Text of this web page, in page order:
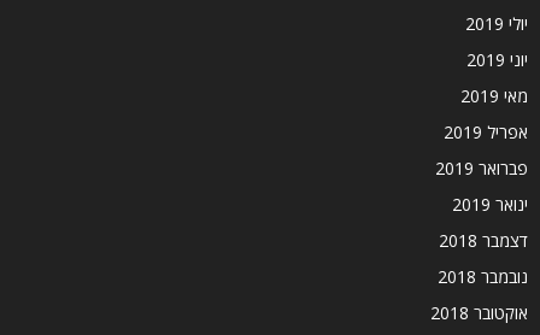
יולי 2019
יוני 2019
מאי 2019
אפריל 2019
פברואר 2019
ינואר 2019
דצמבר 2018
נובמבר 2018
אוקטובר 2018